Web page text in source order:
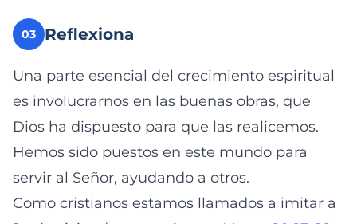
03 Reflexiona
Una parte esencial del crecimiento espiritual
es involucrarnos en las buenas obras, que
Dios ha dispuesto para que las realicemos.
Hemos sido puestos en este mundo para
servir al Señor, ayudando a otros.
Como cristianos estamos llamados a imitar a